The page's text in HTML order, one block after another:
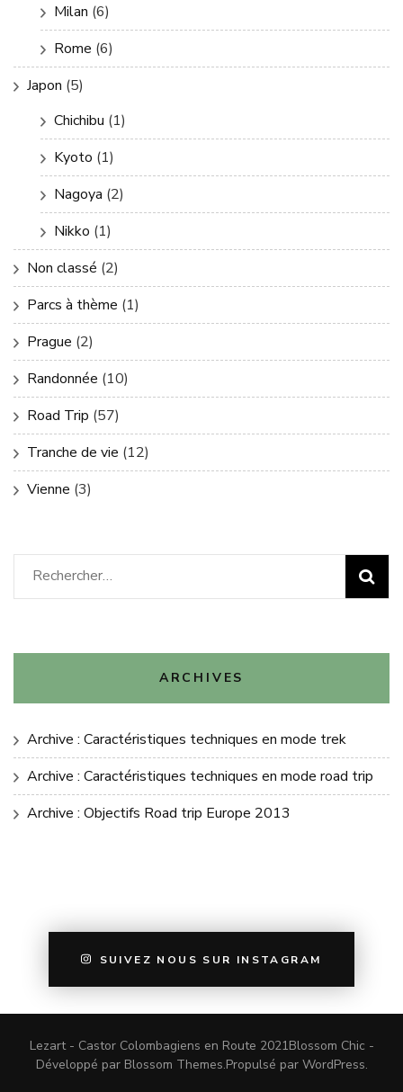
Milan (6)
Rome (6)
Japon (5)
Chichibu (1)
Kyoto (1)
Nagoya (2)
Nikko (1)
Non classé (2)
Parcs à thème (1)
Prague (2)
Randonnée (10)
Road Trip (57)
Tranche de vie (12)
Vienne (3)
Rechercher :
ARCHIVES
Archive : Caractéristiques techniques en mode trek
Archive : Caractéristiques techniques en mode road trip
Archive : Objectifs Road trip Europe 2013
SUIVEZ NOUS SUR INSTAGRAM
Lezart - Castor Colombagiens en Route 2021Blossom Chic -
Développé par Blossom Themes.Propulsé par WordPress.